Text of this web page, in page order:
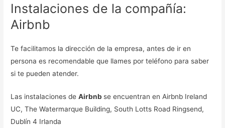
Instalaciones de la compañía:
Airbnb
Te facilitamos la dirección de la empresa, antes de ir en
persona es recomendable que llames por teléfono para saber
si te pueden atender.
Las instalaciones deAirbnb se encuentran en Airbnb Ireland
UC, The Watermarque Building, South Lotts Road Ringsend,
Dublín 4 Irlanda